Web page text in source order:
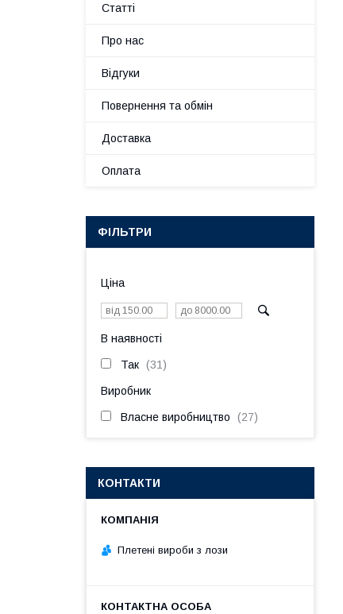
Статті
Про нас
Відгуки
Повернення та обмін
Доставка
Оплата
ФІЛЬТРИ
Ціна
В наявності
Так 31
Виробник
Власне виробництво 27
КОНТАКТИ
Плетені вироби з лози